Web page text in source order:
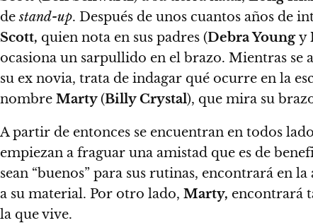
destand-up. Después de unos cuantos años de
Scott, quien nota en sus padres (Debra Youngy
ocasiona un sarpullido en el brazo. Mientras se
su ex novia, trata de indagar qué ocurre en la
nombre Marty(Billy Crystal), que mira su
A partir de entonces se encuentran en todos
empiezan a fraguar una amistad que es de
sean “buenos” para sus rutinas, encontrará en
a su material. Por otro lado, Marty, encontrará
la que vive.